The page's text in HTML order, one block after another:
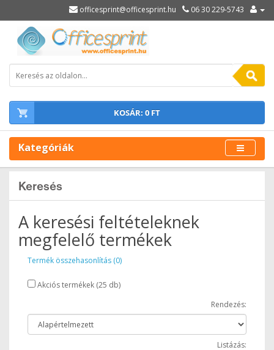
officesprint@officesprint.hu 06 30 229-5743
KOSÁR: 0 FT
Kategóriák
Keresés
A keresési feltételeknek
megfelelő termékek
Termék összehasonlítás (0)
Akciós termékek (25 db)
Rendezés:
Listázás: